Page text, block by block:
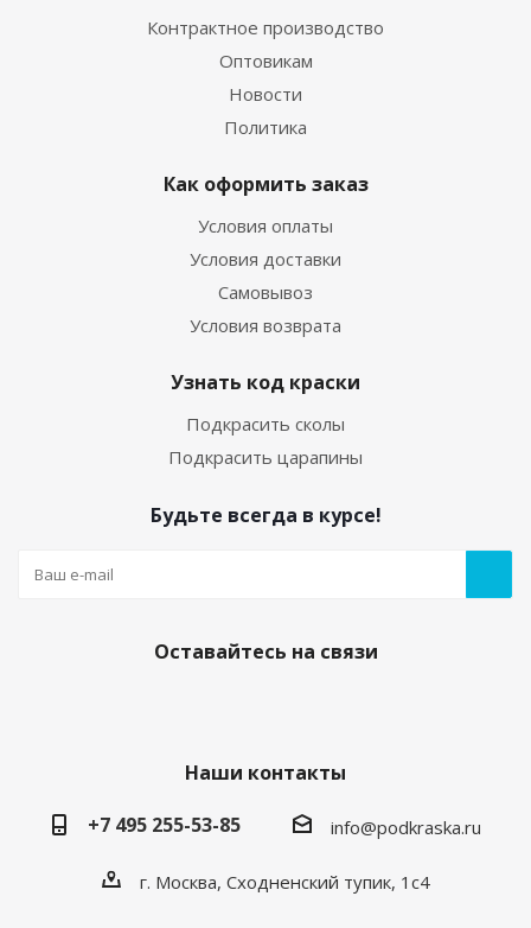
Контрактное производство
Оптовикам
Новости
Политика
Как оформить заказ
Условия оплаты
Условия доставки
Самовывоз
Условия возврата
Узнать код краски
Подкрасить сколы
Подкрасить царапины
Будьте всегда в курсе!
Оставайтесь на связи
Наши контакты
+7 495 255-53-85
info@podkraska.ru
г. Москва, Сходненский тупик, 1с4